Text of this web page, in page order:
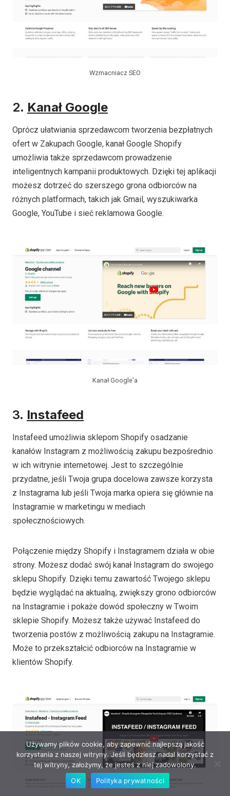
Wzmacniacz SEO
2. Kanał Google
Oprócz ułatwiania sprzedawcom tworzenia bezpłatnych
ofert w Zakupach Google, kanał Google Shopify
umożliwia także sprzedawcom prowadzenie
inteligentnych kampanii produktowych. Dzięki tej aplikacji
możesz dotrzeć do szerszego grona odbiorców na
różnych platformach, takich jak Gmail, wyszukiwarka
Google, YouTube i sieć reklamowa Google.
Kanał Google'a
3. Instafeed
Instafeed umożliwia sklepom Shopify osadzanie
kanałów Instagram z możliwością zakupu bezpośrednio
w ich witrynie internetowej. Jest to szczególnie
przydatne, jeśli Twoja grupa docelowa zawsze korzysta
z Instagrama lub jeśli Twoja marka opiera się głównie na
Instagramie w marketingu w mediach
społecznościowych.
Połączenie między Shopify i Instagramem działa w obie
strony. Możesz dodać swój kanał Instagram do swojego
sklepu Shopify. Dzięki temu zawartość Twojego sklepu
będzie wyglądać na aktualną, zwiększy grono odbiorców
na Instagramie i pokaże dowód społeczny w Twoim
sklepie Shopify. Możesz także używać Instafeed do
tworzenia postów z możliwością zakupu na Instagramie.
Może to przekształcić odbiorców na Instagramie w
klientów Shopify.
Używamy plików cookie, aby zapewnić najlepszą jakość
korzystania z naszej witryny. Jeśli będziesz nadal korzystać z
tej witryny, założymy, że jesteś z niej zadowolony.
OK
Polityka prywatności